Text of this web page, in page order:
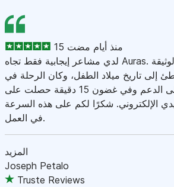
15 منذ أيام مضت
لدي مشاعر إيجابية فقط تجاه Auras. أخطأت عند تعبئة الوثيقة
تاريخ ميلاد الطفل، وكان الرحلة في
اليوم التالي، كتبت إلى الدعم وفي غضون 15 دقيقة حصلت على
الإلكتروني. شكرًا لكم على هذه السرعة
في العمل.
المزيد
Joseph Petalo
Truste Reviews